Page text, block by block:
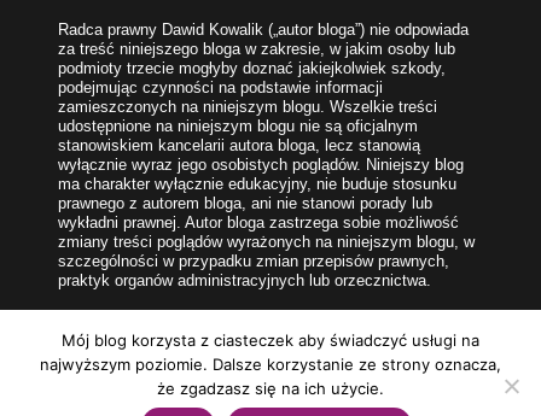
Radca prawny Dawid Kowalik („autor bloga”) nie odpowiada
za treść niniejszego bloga w zakresie, w jakim osoby lub
podmioty trzecie mogłyby doznać jakiejkolwiek szkody,
podejmując czynności na podstawie informacji
zamieszczonych na niniejszym blogu. Wszelkie treści
udostępnione na niniejszym blogu nie są oficjalnym
stanowiskiem kancelarii autora bloga, lecz stanowią
wyłącznie wyraz jego osobistych poglądów. Niniejszy blog
ma charakter wyłącznie edukacyjny, nie buduje stosunku
prawnego z autorem bloga, ani nie stanowi porady lub
wykładni prawnej. Autor bloga zastrzega sobie możliwość
zmiany treści poglądów wyrażonych na niniejszym blogu, w
szczególności w przypadku zmian przepisów prawnych,
praktyk organów administracyjnych lub orzecznictwa.
© 2026 nieruchomosclokalowa.pl IRegulamin konsultacji
Mój blog korzysta z ciasteczek aby świadczyć usługi na
najwyższym poziomie. Dalsze korzystanie ze strony oznacza,
że zgadzasz się na ich użycie.